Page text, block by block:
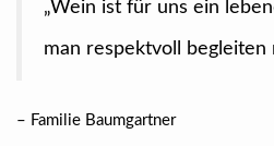
„Wein ist für uns ein
man respektvoll begleiten
– Familie Baumgartner